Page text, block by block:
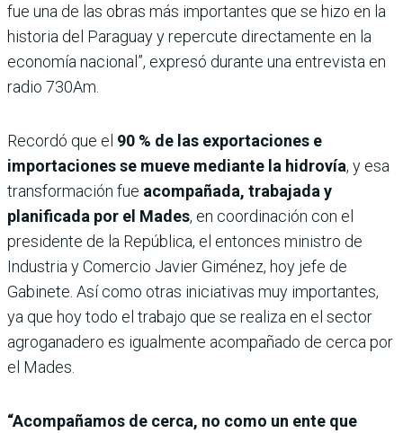
fue una de las obras más importantes que se hizo en la
historia del Paraguay y repercute directamente en la
economía nacional”, expresó durante una entrevista en
radio 730Am.
Recordó que el 90 % de las exportaciones e
importaciones se mueve mediante la hidrovía, y esa
transformación fue acompañada, trabajada y
planificada por el Mades, en coordinación con el
presidente de la República, el entonces ministro de
Industria y Comercio Javier Giménez, hoy jefe de
Gabinete. Así como otras iniciativas muy importantes,
ya que hoy todo el trabajo que se realiza en el sector
agroganadero es igualmente acompañado de cerca por
el Mades.
“Acompañamos de cerca, no como un ente que